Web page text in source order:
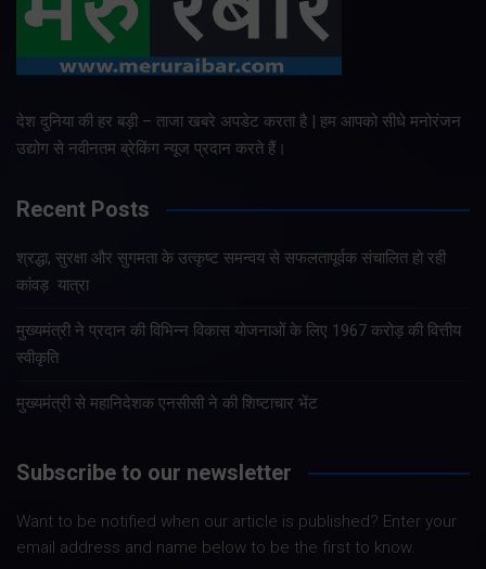
देश दुनिया की हर बड़ी – ताजा खबरे अपडेट करता है | हम आपको सीधे मनोरंजन
उद्योग से नवीनतम ब्रेकिंग न्यूज प्रदान करते हैं।
Recent Posts
श्रद्धा, सुरक्षा और सुगमता के उत्कृष्ट समन्वय से सफलतापूर्वक संचालित हो रही
कांवड़ यात्रा
मुख्यमंत्री ने प्रदान की विभिन्न विकास योजनाओं के लिए 1967 करोड़ की वित्तीय
स्वीकृति
मुख्यमंत्री से महानिदेशक एनसीसी ने की शिष्टाचार भेंट
Subscribe to our newsletter
Want to be notified when our article is published? Enter your
email address and name below to be the first to know.